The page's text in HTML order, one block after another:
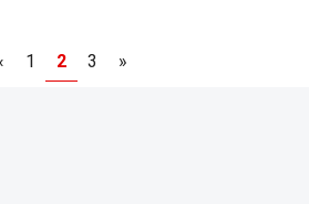
1 2 3 »